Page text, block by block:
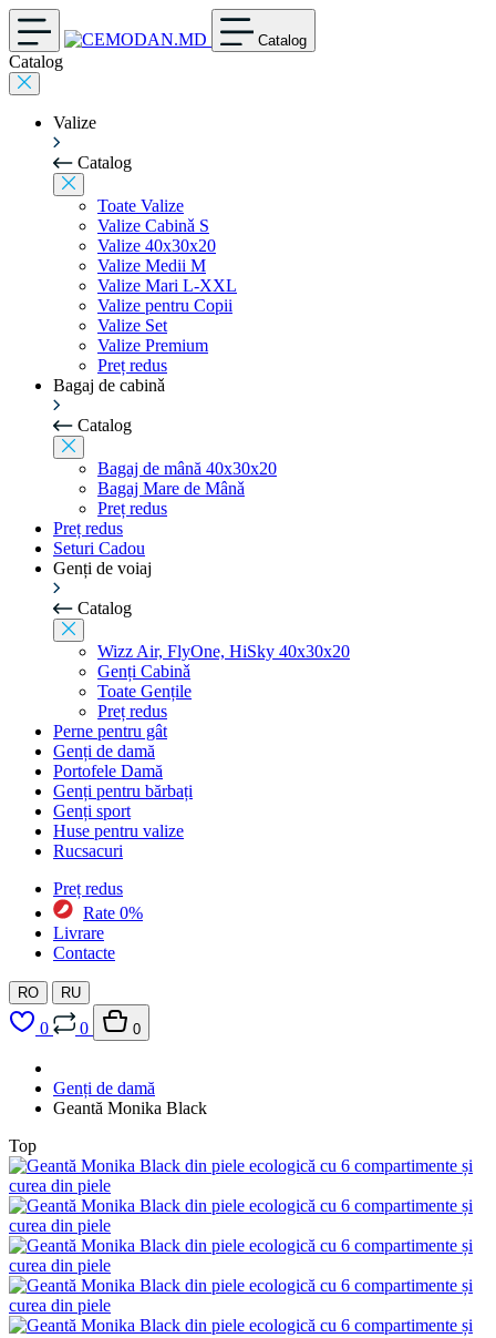
Catalog
Catalog
Valize
Catalog
Toate Valize
Valize Cabinǎ S
Valize 40x30x20
Valize Medii M
Valize Mari L-XXL
Valize pentru Copii
Valize Set
Valize Premium
Preț redus
Bagaj de cabinǎ
Catalog
Bagaj de mână 40x30x20
Bagaj Mare de Mânǎ
Preț redus
Preț redus
Seturi Cadou
Genți de voiaj
Catalog
Wizz Air, FlyOne, HiSky 40x30x20
Genți Cabinǎ
Toate Gențile
Preț redus
Perne pentru gât
Genți de damă
Portofele Damă
Genți pentru bărbați
Genți sport
Huse pentru valize
Rucsacuri
Preț redus
Rate 0%
Livrare
Contacte
RO RU
0 0 0
Genți de damă
Geantă Monika Black
Top